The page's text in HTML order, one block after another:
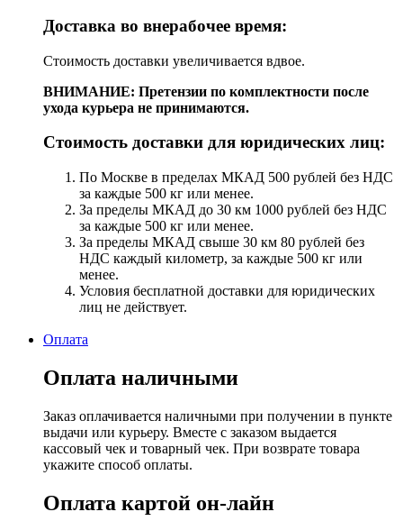
Доставка во внерабочее время:
Стоимость доставки увеличивается вдвое.
ВНИМАНИЕ: Претензии по комплектности после
ухода курьера не принимаются.
Стоимость доставки для юридических лиц:
По Москве в пределах МКАД 500 рублей без НДС
за каждые 500 кг или менее.
За пределы МКАД до 30 км 1000 рублей без НДС
за каждые 500 кг или менее.
За пределы МКАД свыше 30 км 80 рублей без
НДС каждый километр, за каждые 500 кг или
менее.
Условия бесплатной доставки для юридических
лиц не действует.
Оплата
Оплата наличными
Заказ оплачивается наличными при получении в пункте
выдачи или курьеру. Вместе с заказом выдается
кассовый чек и товарный чек. При возврате товара
укажите способ оплаты.
Оплата картой он-лайн